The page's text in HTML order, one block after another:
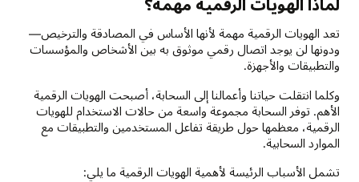
لماذا الهويات الرقمية مهمة؟
تعد الهويات الرقمية مهمة لأنها الأساس في المصادقة والترخيص—
ودونها لن يوجد اتصال رقمي موثوق به بين الأشخاص والمؤسسات
والتطبيقات والأجهزة.
وكلما انتقلت حياتنا وأعمالنا إلى السحابة، أصبحت الهويات الرقمية
الأهم. توفر السحابة مجموعة واسعة من حالات الاستخدام للهويات
الرقمية، معظمها حول طريقة تفاعل المستخدمين والتطبيقات مع
الموارد السحابية.
تشمل الأسباب الرئيسة لأهمية الهويات الرقمية ما يلي: